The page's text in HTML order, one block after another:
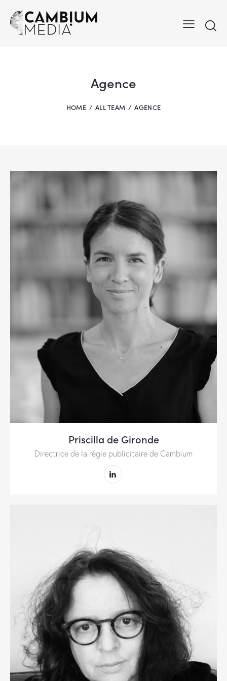
Agence
HOME ALL TEAM AGENCE
Priscilla de Gironde
Directrice de la régie publicitaire de Cambium